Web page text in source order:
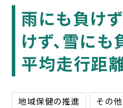
雨にも負け
けず、雪にも
平均走行距
地域保健の推進 その